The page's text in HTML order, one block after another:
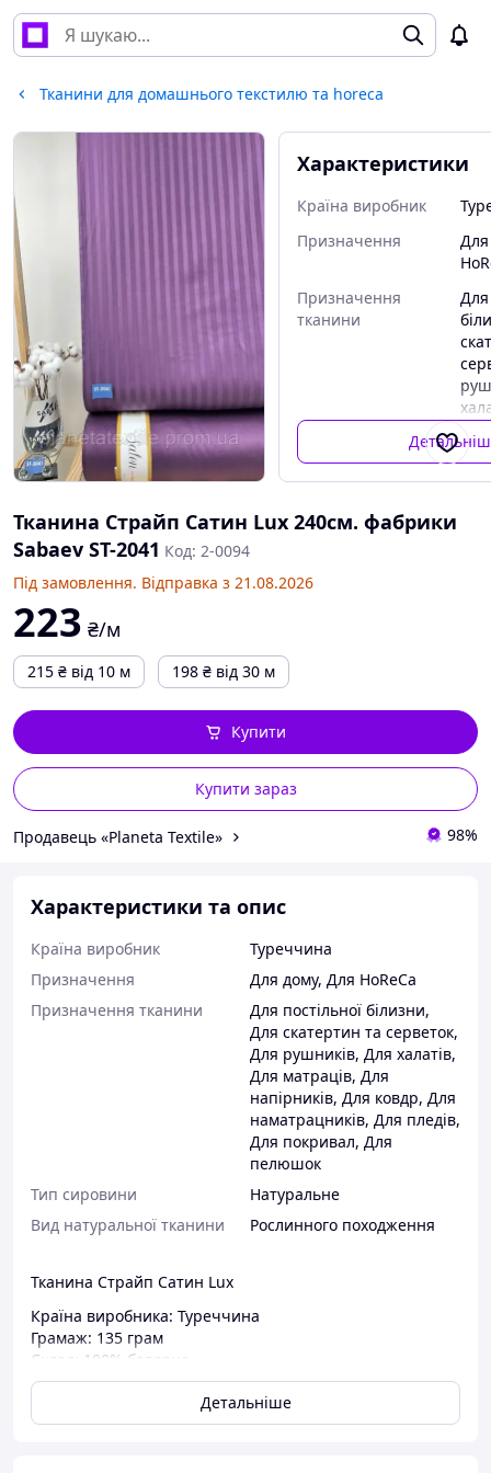
Тканини для домашнього текстилю та horeca
Характеристики
Країна виробник
Призначення
Призначення
тканини
Для
Тип сировини
Тканина Страйп Сатин Lux 240см. фабрики
Sabaev ST-2041 Код: 2-0094
Під замовлення. Відправка з 21.08.2026
223 ₴/м
215 ₴ від 10 м 198 ₴ від 30 м
Купити зараз
Купити
Продавець «Planeta Textile» 98%
Характеристики та опис
Країна виробник
Туреччина
Призначення
Для дому, Для HoReCa
Призначення тканини
Для постільної білизни,
Для скатертин та серветок,
Для рушників, Для халатів,
Для матраців, Для
напірників, Для ковдр, Для
наматрацників, Для пледів,
Для покривал, Для
пелюшок
Тип сировини
Натуральне
Вид натуральної тканини
Рослинного походження
Тканина Страйп Сатин Lux
Країна виробника: Туреччина
Грамаж: 135 грам
Склад: 100% бавовна
Ширина: 240 см
Ширина смужки: 1 см
Детальніше